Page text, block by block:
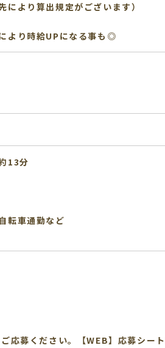
より算出規定がございます）
より時給UPになる事も◎
13分
転車通勤など
応募ください。【WEB】応募シー